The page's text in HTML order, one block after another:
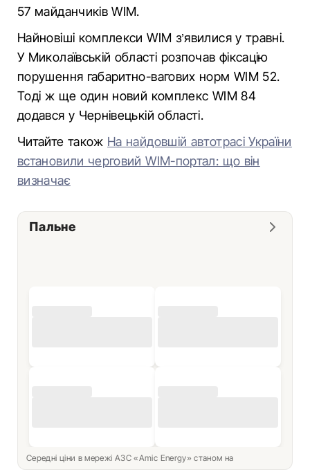
57 майданчиків WIM.
Найновіші комплекси WIM з’явилися у травні.
У Миколаївській області розпочав фіксацію
порушення габаритно-вагових норм WIM 52.
Тоді ж ще один новий комплекс WIM 84
додався у Чернівецькій області.
Читайте також На найдовшій автотрасі України
встановили черговий WIM-портал: що він
визначає
Пальне
Середні ціни в мережі АЗС «Amic Energy» станом на